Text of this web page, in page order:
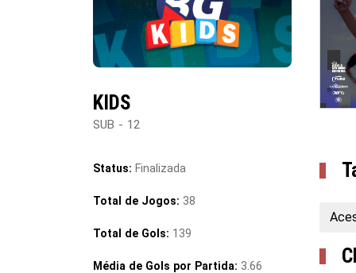
KIDS
SUB - 12
Status: Finalizada
Total de Jogos: 38
Total de Gols: 139
Média de Gols por Partida: 3.66